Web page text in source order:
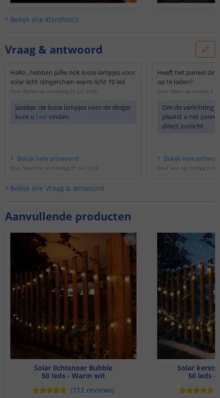
Aanvullende producten
Solar lichtsnoer Bubble
50 leds - Warm wit
(112 reviews)
Solar
50 leds -
Bekijk alle klantfoto’s
Vraag & antwoord
Hallo , hebben jullie ook losse lampjes voor
solar licht slingerchain warm licht 10 led
Door Bijnen op maandag 20 juli 2026
Jazeker, de losse lampjes voor de slinger
kunt u hiervinden.
Bekijk hele antwoord
Door Sharona op dinsdag 21 juli 2026
Heeft het paneel
op te laden?
Door Adam op zondag 3
Om de verlichting
plaatst u het
direct zonlicht.
Bekijk hele
Door Levi op zondag 3
Bekijk alle Vraag & antwoord